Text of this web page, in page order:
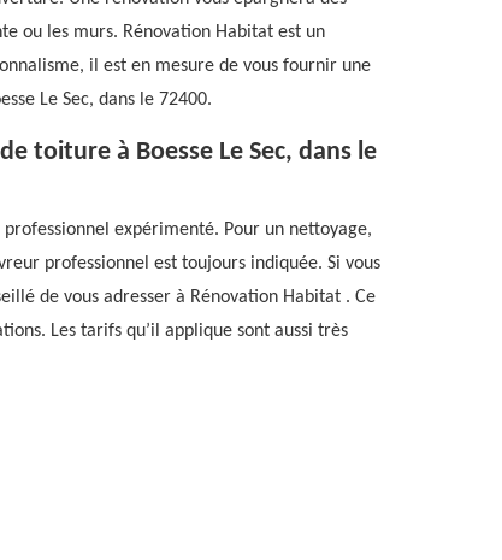
ou les murs. Rénovation Habitat est un
il est en mesure de vous fournir une
Le Sec, dans le 72400.
toiture à Boesse Le Sec, dans le
expérimenté. Pour un nettoyage,
professionnel est toujours indiquée. Si vous
de vous adresser à Rénovation Habitat . Ce
Les tarifs qu’il applique sont aussi très